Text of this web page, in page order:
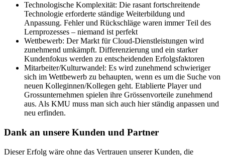
Technologische Komplexität: Die rasant fortschreitende
Technologie erforderte ständige Weiterbildung und
Anpassung. Fehler und Rückschläge waren immer Teil des
Lernprozesses – niemand ist perfekt
Wettbewerb: Der Markt für Cloud-Dienstleistungen wird
zunehmend umkämpft. Differenzierung und ein starker
Kundenfokus werden zu entscheidenden Erfolgsfaktoren
Mitarbeiter/Kulturwandel: Es wird zunehmend schwieriger
sich im Wettbewerb zu behaupten, wenn es um die Suche von
neuen Kolleginnen/Kollegen geht. Etablierte Player und
Grossunternehmen spielen ihre Grössenvorteile zunehmend
aus. Als KMU muss man sich auch hier ständig anpassen und
neu erfinden.
Dank an unsere Kunden und Partner
Dieser Erfolg wäre ohne das Vertrauen unserer Kunden, die